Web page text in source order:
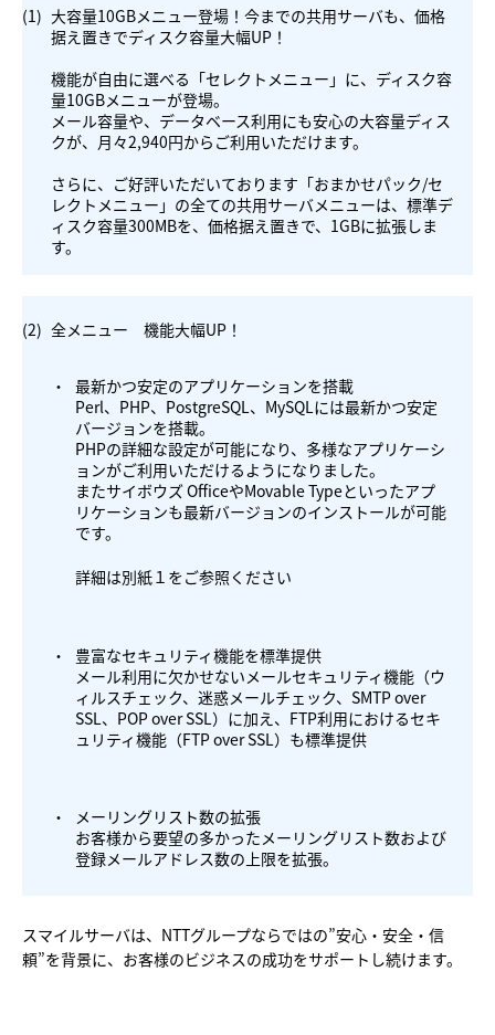
(1) 大容量10GBメニュー登場！今までの共用サーバも、価格
据え置きでディスク容量大幅UP！
機能が自由に選べる「セレクトメニュー」に、ディスク容
量10GBメニューが登場。
メール容量や、データベース利用にも安心の大容量ディス
クが、月々2,940円からご利用いただけます。
さらに、ご好評いただいております「おまかせパック/セ
レクトメニュー」の全ての共用サーバメニューは、標準デ
ィスク容量300MBを、価格据え置きで、1GBに拡張しま
す。
(2) 全メニュー 機能大幅UP！
・
最新かつ安定のアプリケーションを搭載
Perl、PHP、PostgreSQL、MySQLには最新かつ安定
バージョンを搭載。
PHPの詳細な設定が可能になり、多様なアプリケーシ
ョンがご利用いただけるようになりました。
またサイボウズ OfficeやMovable Typeといったアプ
リケーションも最新バージョンのインストールが可能
です。
詳細は別紙１ をご参照ください
・
豊富なセキュリティ機能を標準提供
メール利用に欠かせないメールセキュリティ機能（ウ
ィルスチェック、迷惑メールチェック、SMTP over
SSL、POP over SSL）に加え、FTP利用におけるセキ
ュリティ機能（FTP over SSL）も標準提供
・
メーリングリスト数の拡張
お客様から要望の多かったメーリングリスト数および
登録メールアドレス数の上限を拡張。
スマイルサーバは、NTTグループならではの”安心・安全・信
頼”を背景に、お客様のビジネスの成功をサポートし続けます。